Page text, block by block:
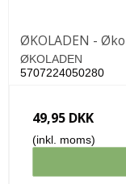
ØKOLADEN -
ØKOLADEN
5707224050280
49,95 DKK
(inkl. moms)